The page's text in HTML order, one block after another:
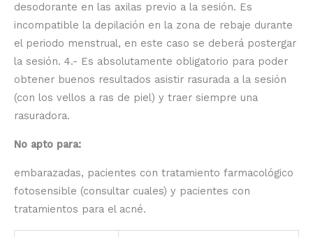
desodorante en las axilas previo a la sesión. Es
incompatible la depilación en la zona de rebaje durante
el periodo menstrual, en este caso se deberá postergar
la sesión. 4.- Es absolutamente obligatorio para poder
obtener buenos resultados asistir rasurada a la sesión
(con los vellos a ras de piel) y traer siempre una
rasuradora.
No apto para:
embarazadas, pacientes con tratamiento farmacológico
fotosensible (consultar cuales) y pacientes con
tratamientos para el acné.